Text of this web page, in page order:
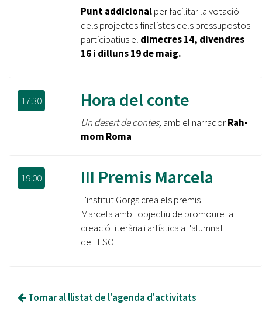
Punt addicionalper facilitar la votació
dels projectes finalistes dels pressupostos
participatius el dimecres 14, divendres
16 i dilluns 19 de maig.
17:30 Hora del conte
Un desert de contes, amb el narradorRah-
mom Roma
19:00 III Premis Marcela
L'institut Gorgs crea els premis
Marcela amb l'objectiu de promoure la
creació literària i artística a l'alumnat
de l'ESO.
Tornar al llistat de l'agenda d'activitats